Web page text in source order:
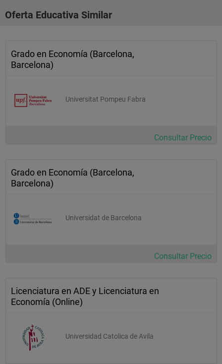
Oferta Educativa Similar
Grado en Economía (Barcelona,
Barcelona)
Universitat Pompeu Fabra
Consultar Precio
Grado en Economía (Barcelona,
Barcelona)
Universidat de Barcelona
Consultar Precio
Licenciatura en ADE y Licenciatura en
Economía (Online)
Universidad Catolica de Avila